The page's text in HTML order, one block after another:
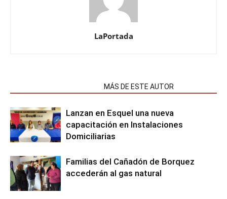
LaPortada
MÁS DE ESTE AUTOR
Lanzan en Esquel una nueva
capacitación en Instalaciones
Domiciliarias
Familias del Cañadón de Borquez
accederán al gas natural